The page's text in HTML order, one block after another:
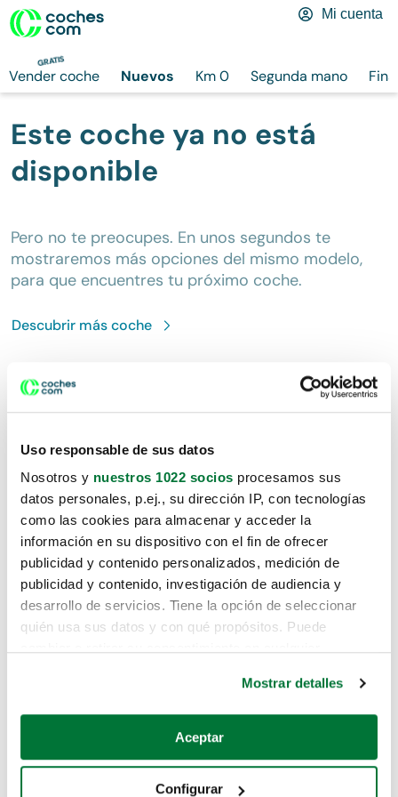
Uso responsable de sus datos
Nosotros y nuestros 1022 socios procesamos sus
datos personales, p.ej., su dirección IP, con tecnologías
como las cookies para almacenar y acceder la
información en su dispositivo con el fin de ofrecer
publicidad y contenido personalizados, medición de
publicidad y contenido, investigación de audiencia y
desarrollo de servicios. Tiene la opción de seleccionar
quién usa sus datos y con qué propósitos. Puede
Si lo permite, también quisiéramos:
Recopilar información sobre su ubicación geográfica
Mostrar detalles
Aceptar
Configurar
GRATIS
Vender coche Nuevos Km 0 Segunda mano
Mi cuenta
Este coche ya no está
disponible
Pero no te preocupes. En unos segundos te
mostraremos más opciones del mismo modelo,
para que encuentres tu próximo coche.
Descubrir máscoche